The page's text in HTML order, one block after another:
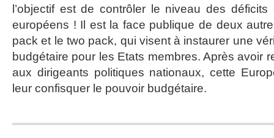
l’objectif est de contrôler le niveau des
européens ! Il est la face publique de deux
pack et le two pack, qui visent à instaurer une
budgétaire pour les Etats membres. Après avoir
aux dirigeants politiques nationaux, cette
leur confisquer le pouvoir budgétaire.